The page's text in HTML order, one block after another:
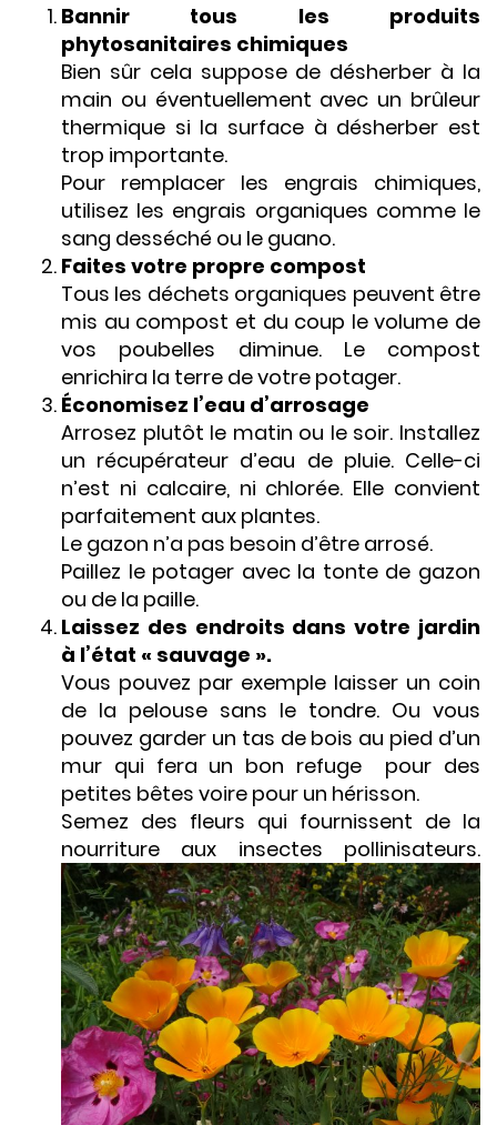
Bannir tous les produits
phytosanitaires chimiques
Bien sûr cela suppose de désherber à la
main ou éventuellement avec un brûleur
thermique si la surface à désherber est
trop importante.
Pour remplacer les engrais chimiques,
utilisez les engrais organiques comme le
sang desséché ou le guano.
Faites votre propre compost
Tous les déchets organiques peuvent être
mis au compost et du coup le volume de
vos poubelles diminue. Le compost
enrichira la terre de votre potager.
Économisez l’eau d’arrosage
Arrosez plutôt le matin ou le soir. Installez
un récupérateur d’eau de pluie. Celle-ci
n’est ni calcaire, ni chlorée. Elle convient
parfaitement aux plantes.
Le gazon n’a pas besoin d’être arrosé.
Paillez le potager avec la tonte de gazon
ou de la paille.
Laissez des endroits dans votre jardin
à l’état « sauvage ».
Vous pouvez par exemple laisser un coin
de la pelouse sans le tondre. Ou vous
pouvez garder un tas de bois au pied d’un
mur qui fera un bon refuge pour des
petites bêtes voire pour un hérisson.
Semez des fleurs qui fournissent de la
nourriture aux insectes pollinisateurs.